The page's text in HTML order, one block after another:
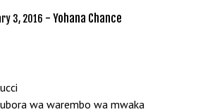
3, 2016 - Yohana Chance
wa warembo wa mwaka